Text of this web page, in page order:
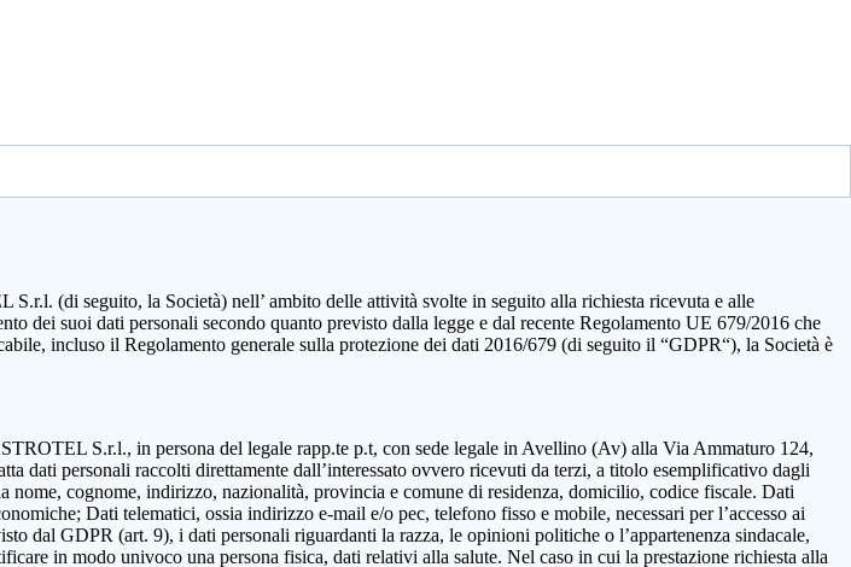
(di seguito, la Società) nell’ ambito delle attività svolte in seguito alla richiesta ricevuta e alle
dei suoi dati personali secondo quanto previsto dalla legge e dal recente Regolamento UE 679/2016 che
incluso il Regolamento generale sulla protezione dei dati 2016/679 (di seguito il “GDPR“), la Società è
S.r.l., in persona del legale rapp.te p.t, con sede legale in Avellino (Av) alla Via Ammaturo 124,
dati personali raccolti direttamente dall’interessato ovvero ricevuti da terzi, a titolo esemplificativo dagli
cognome, indirizzo, nazionalità, provincia e comune di residenza, domicilio, codice fiscale. Dati
Dati telematici, ossia indirizzo e-mail e/o pec, telefono fisso e mobile, necessari per l’accesso ai
dal GDPR (art. 9), i dati personali riguardanti la razza, le opinioni politiche o l’appartenenza sindacale,
in modo univoco una persona fisica, dati relativi alla salute. Nel caso in cui la prestazione richiesta alla